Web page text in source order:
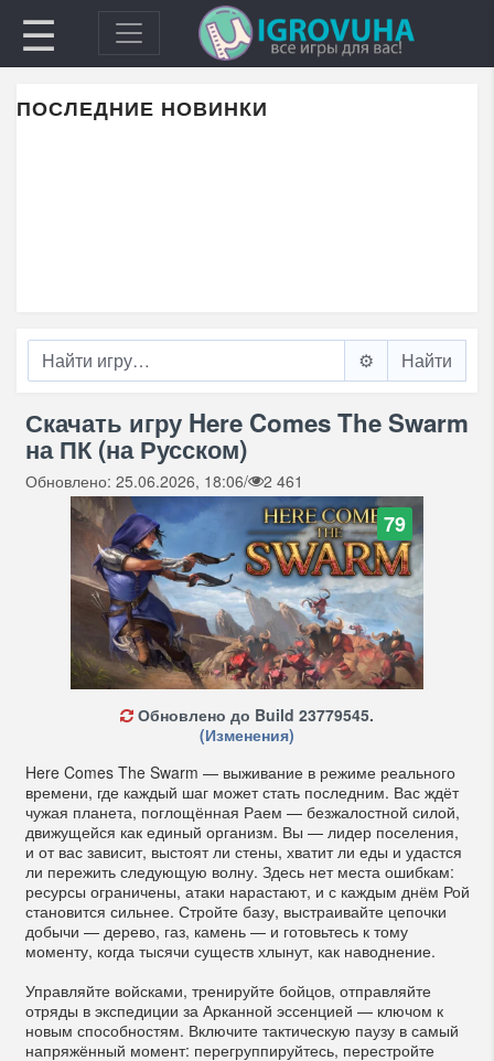
☰
ПОСЛЕДНИЕ НОВИНКИ
⚙️
Скачать игру Here Comes The Swarm
на ПК (на Русском)
Обновлено: 25.06.2026, 18:06/ 2 461
79
Обновлено до Build 23779545.
(Изменения)
Here Comes The Swarm — выживание в режиме реального
времени, где каждый шаг может стать последним. Вас ждёт
чужая планета, поглощённая Раем — безжалостной силой,
движущейся как единый организм. Вы — лидер поселения,
и от вас зависит, выстоят ли стены, хватит ли еды и удастся
ли пережить следующую волну. Здесь нет места ошибкам:
ресурсы ограничены, атаки нарастают, и с каждым днём Рой
становится сильнее. Стройте базу, выстраивайте цепочки
добычи — дерево, газ, камень — и готовьтесь к тому
моменту, когда тысячи существ хлынут, как наводнение.
Управляйте войсками, тренируйте бойцов, отправляйте
отряды в экспедиции за Арканной эссенцией — ключом к
новым способностям. Включите тактическую паузу в самый
напряжённый момент: перегруппируйтесь, перестройте